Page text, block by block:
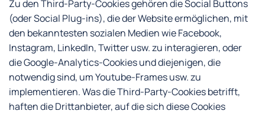
Zu den Third-Party-Cookies gehören die Social Buttons
(oder Social Plug-ins), die der Website ermöglichen, mit
den bekanntesten sozialen Medien wie Facebook,
Instagram, LinkedIn, Twitter usw. zu interagieren, oder
die Google-Analytics-Cookies und diejenigen, die
notwendig sind, um Youtube-Frames usw. zu
implementieren. Was die Third-Party-Cookies betrifft,
haften die Drittanbieter, auf die sich diese Cookies